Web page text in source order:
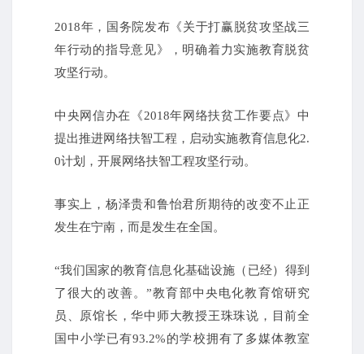
2018年，国务院发布《关于打赢脱贫攻坚战三
年行动的指导意见》，明确着力实施教育脱贫
攻坚行动。
中央网信办在《2018年网络扶贫工作要点》中
提出推进网络扶智工程，启动实施教育信息化2.
0计划，开展网络扶智工程攻坚行动。
事实上，杨泽贵和鲁怡君所期待的改变不止正
发生在宁南，而是发生在全国。
“我们国家的教育信息化基础设施（已经）得到
了很大的改善。”教育部中央电化教育馆研究
员、原馆长，华中师大教授王珠珠说，目前全
国中小学已有93.2%的学校拥有了多媒体教室